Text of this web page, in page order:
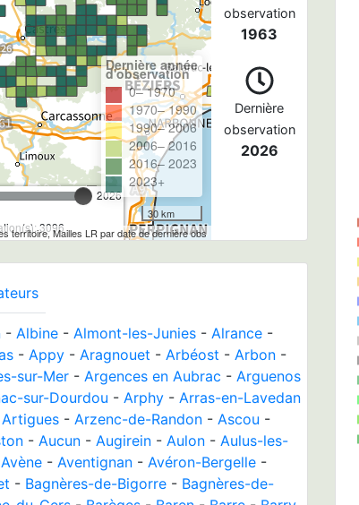
2026
3096
Dernière année
d'observation
0– 1970
1970– 1990
1990– 2006
2006– 2016
2016– 2023
2023+
30 km
territoire, Mailles LR par date de dernière obs
observation
1963
Dernière
observation
2026
- Albine - Almont-les-Junies - Alrance -
- Appy - Aragnouet - Arbéost - Arbon -
sur-Mer - Argences en Aubrac - Arguenos
sur-Dourdou - Arphy - Arras-en-Lavedan
Artigues - Arzenc-de-Randon - Ascou -
- Aucun - Augirein - Aulon - Aulus-les-
Avène - Aventignan - Avéron-Bergelle -
- Bagnères-de-Bigorre - Bagnères-de-